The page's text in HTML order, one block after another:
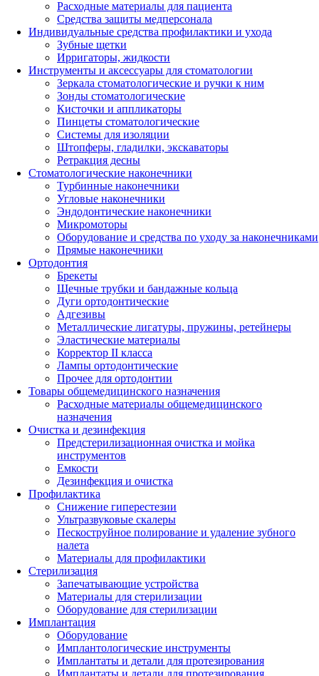
Расходные материалы для пациента
Средства защиты медперсонала
Индивидуальные средства профилактики и ухода
Зубные щетки
Ирригаторы, жидкости
Инструменты и аксессуары для стоматологии
Зеркала стоматологические и ручки к ним
Зонды стоматологические
Кисточки и аппликаторы
Пинцеты стоматологические
Системы для изоляции
Штопферы, гладилки, экскаваторы
Ретракция десны
Стоматологические наконечники
Турбинные наконечники
Угловые наконечники
Эндодонтические наконечники
Микромоторы
Оборудование и средства по уходу за наконечниками
Прямые наконечники
Ортодонтия
Брекеты
Щечные трубки и бандажные кольца
Дуги ортодонтические
Адгезивы
Металлические лигатуры, пружины, ретейнеры
Эластические материалы
Корректор II класса
Лампы ортодонтические
Прочее для ортодонтии
Товары общемедицинского назначения
Расходные материалы общемедицинского
назначения
Очистка и дезинфекция
Предстерилизационная очистка и мойка
инструментов
Емкости
Дезинфекция и очистка
Профилактика
Снижение гиперестезии
Ультразвуковые скалеры
Пескоструйное полирование и удаление зубного
налета
Материалы для профилактики
Стерилизация
Запечатывающие устройства
Материалы для стерилизации
Оборудование для стерилизации
Имплантация
Оборудование
Имплантологические инструменты
Имплантаты и детали для протезирования
Имплантаты и детали для протезирования,